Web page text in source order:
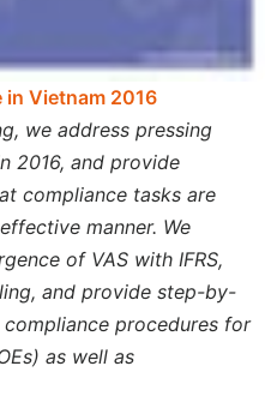
in Vietnam 2016
we address pressing
2016, and provide
compliance tasks are
manner. We
of VAS with IFRS,
and provide step-by-
procedures for
as well as